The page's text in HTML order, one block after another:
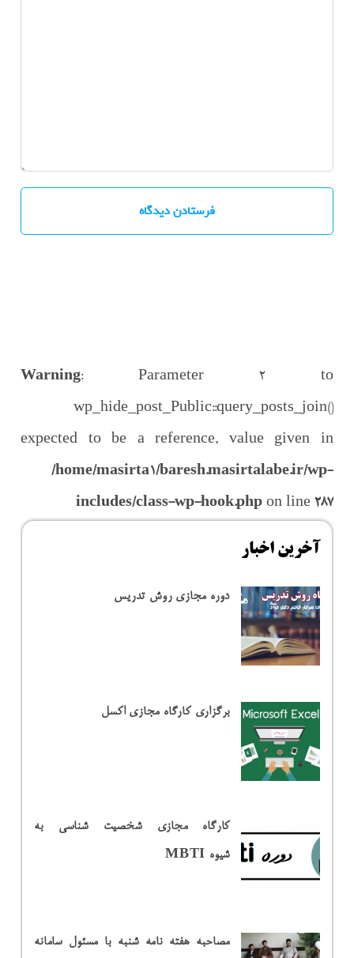
Warning: Parameter 2 to
wp_hide_post_Public::query_posts_join()
expected to be a reference, value given in
/home/masirta1/baresh.masirtalabe.ir/wp-
includes/class-wp-hook.phpon line 287
آخرین اخبار
دوره مجازی روش تدریس
برگزاری کارگاه مجازی اکسل
کارگاه مجازی شخصیت شناسی به
شیوه MBTI
مصاحبه هفته نامه شنبه با مسئول سامانه